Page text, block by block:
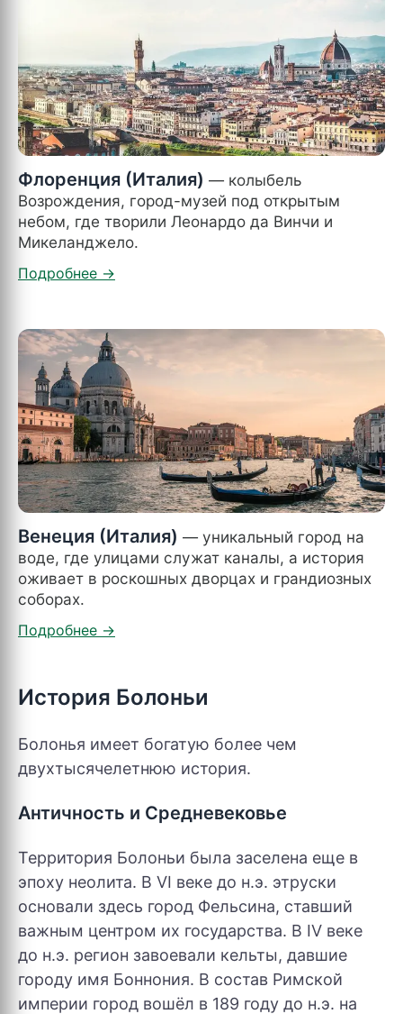
Флоренция (Италия) — колыбель
Возрождения, город-музей под открытым
небом, где творили Леонардо да Винчи и
Микеланджело.
Венеция (Италия) — уникальный город на
воде, где улицами служат каналы, а история
оживает в роскошных дворцах и грандиозных
соборах.
История Болоньи
Болонья имеет богатую более чем
двухтысячелетнюю история.
Античность и Средневековье
Территория Болоньи была заселена еще в
эпоху неолита. В VI веке до н.э. этруски
основали здесь город Фельсина, ставший
важным центром их государства. В IV веке
до н.э. регион завоевали кельты, давшие
городу имя Боннония. В состав Римской
империи город вошёл в 189 году до н.э. на